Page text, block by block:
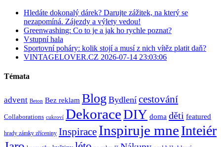
Hledáte dokonalý dárek? Darujte zážitek, na který se
nezapomíná. Zájezdy a výlety vedou!
Greenwashing: Co to je a jak ho rychle poznat?
Vstupní hala
Sportovní poháry: kolik stojí a musí z nich vítěz platit daň?
VINTAGELOVER.CZ 2026-07-14 23:03:06
Témata
advent Beton Bez reklam Blog Bydlení cestování
Collaborations cukroví DekoraceDIY doma děti featured
hrady zámky zříceniny Inspirace Inspiruje mneInteiér